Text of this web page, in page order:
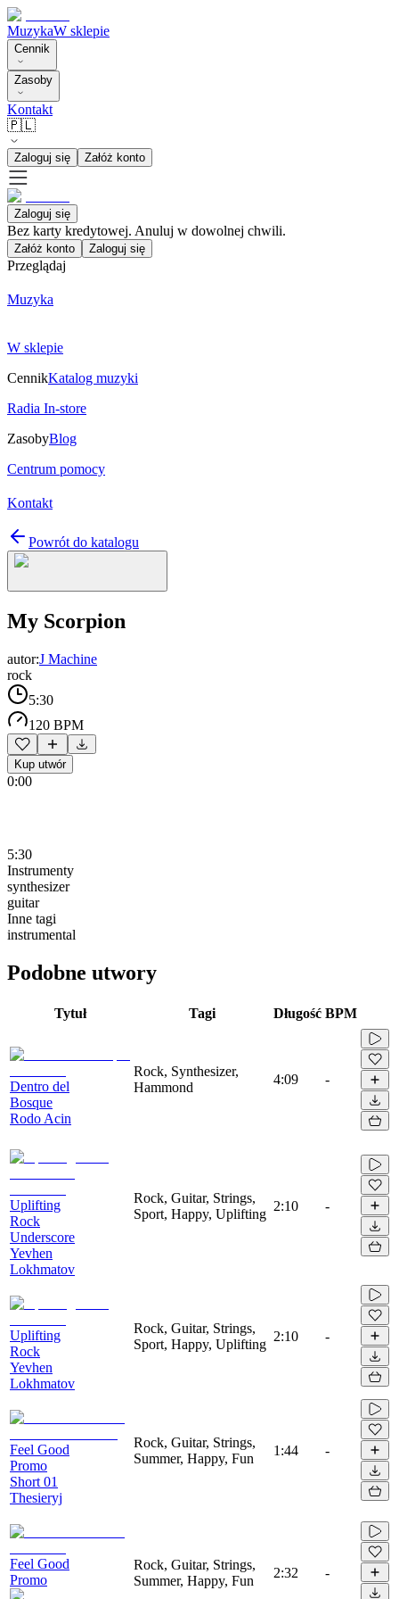
MuzykaW sklepie
Cennik
Zasoby
Kontakt
🇵🇱
Zaloguj się Załóż konto
Zaloguj się
Bez karty kredytowej. Anuluj w dowolnej chwili.
Załóż konto Zaloguj się
Przeglądaj
Muzyka
W sklepie
CennikKatalog muzyki
Radia In-store
ZasobyBlog
Centrum pomocy
Kontakt
Powrót do katalogu
My Scorpion
autor:J Machine
rock
5:30
120 BPM
Kup utwór
0:00
5:30
Instrumenty
synthesizer
guitar
Inne tagi
instrumental
Podobne utwory
Tytuł Tagi Długość BPM
Dentro del
Bosque
Rodo Acin
Rock, Synthesizer,
Hammond
4:09 -
Uplifting
Rock
Underscore
Yevhen
Lokhmatov
Rock, Guitar, Strings,
Sport, Happy, Uplifting
2:10 -
Uplifting
Rock
Yevhen
Lokhmatov
Rock, Guitar, Strings,
Sport, Happy, Uplifting
2:10 -
Feel Good
Promo
Short 01
Thesieryj
Rock, Guitar, Strings,
Summer, Happy, Fun
1:44 -
Feel Good
Promo
Rock, Guitar, Strings,
Summer, Happy, Fun
2:32 -